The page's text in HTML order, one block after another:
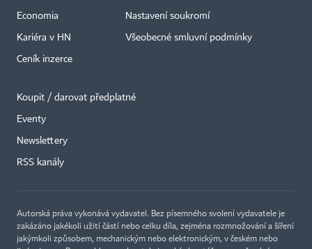
Economia
Kariéra v HN
Ceník inzerce
Nastavení soukromí
Všeobecné smluvní podmínky
Koupit / darovat předplatné
Eventy
Newslettery
RSS kanály
Autorská práva vykonává vydavatel. Bez písemného svolení vydavatele je
zakázáno jakékoli užití částí nebo celku díla, zejména rozmnožování a šíření
jakýmkoli způsobem, mechanickým nebo elektronickým, v českém nebo